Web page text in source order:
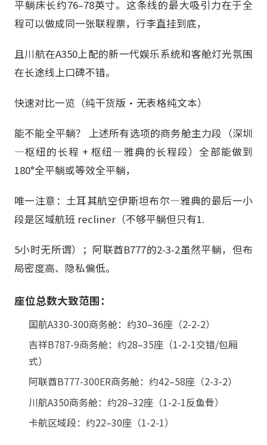
平躺床长约76–78英寸。这条线的最大吸引力在于全
程可以做成同一张联程票，行李直挂到底，
且川航在A350上配的新一代娱乐系统和客舱灯光氛围
在长途线上口碑不错。
快速对比一览（纯干货版·无表格纯文本）
能不能全平躺？ 上述所有选项的商务舱主力段（深圳
—枢纽的长程 + 枢纽—雅典的长程段）全部能做到
180°全平躺或等效全平躺，
唯一注意：土耳其航空伊斯坦布尔—雅典的最后一小
段是区域航班 recliner（不够平躺但只有1.
5小时无所谓）；阿联酋B777的2-3-2虽然平躺，但布
局密度高、隐私偏低。
座位总数大致范围：
国航A330-300商务舱：约30–36座（2-2-2）
吉祥B787-9商务舱：约28–35座（1-2-1交错/包厢
式）
阿联酋B777-300ER商务舱：约42–58座（2-3-2）
川航A350商务舱：约28–32座（1-2-1反鱼骨）
卡航区域段：约22–30座（1-2-1）